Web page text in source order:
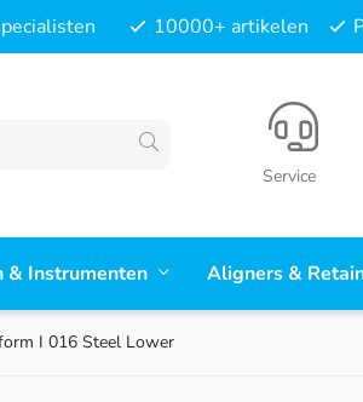
10000+ artikelen
Service
& Instrumenten Aligners &
I 016 Steel Lower